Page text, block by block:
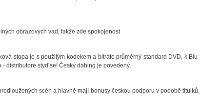
obrazových vad, takže zde spokojenost
stopa je s použitým kodekem a bitrate průměrný standard DVD, k Blu-
distributore styď se! Český dabing je povedený.
scén a hlavně mají bonusy českou podporu v podobě titulků,